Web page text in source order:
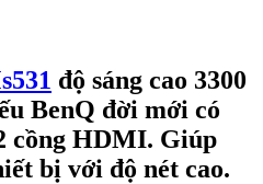
độ sáng cao 3300
BenQ đời mới có
cồng HDMI. Giúp
bị với độ nét cao.